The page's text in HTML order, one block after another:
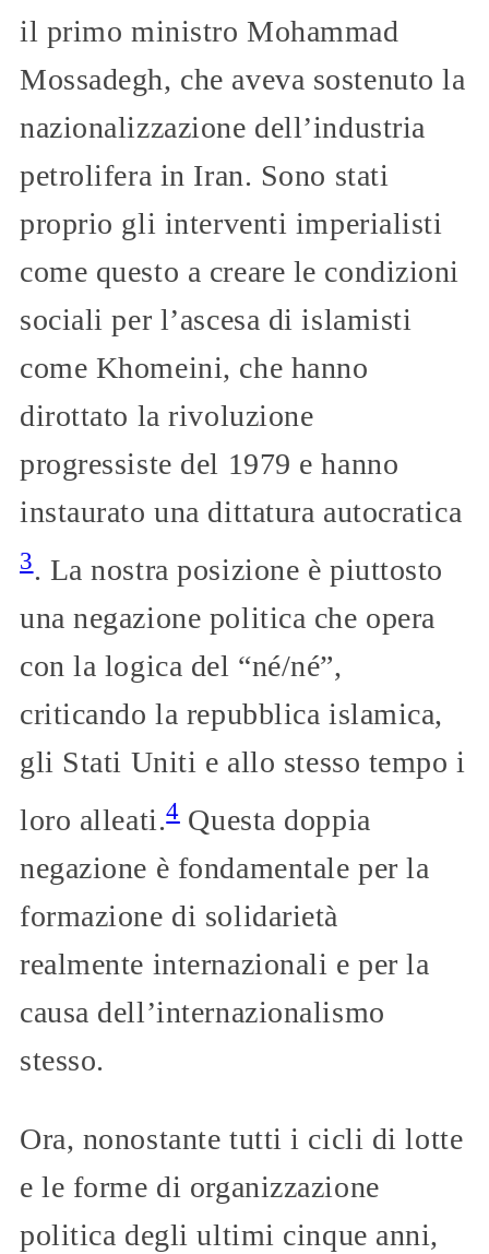
il primo ministro Mohammad
Mossadegh, che aveva sostenuto la
nazionalizzazione dell’industria
petrolifera in Iran. Sono stati
proprio gli interventi imperialisti
come questo a creare le condizioni
sociali per l’ascesa di islamisti
come Khomeini, che hanno
dirottato la rivoluzione
progressiste del 1979 e hanno
instaurato una dittatura autocratica
3. La nostra posizione è piuttosto
una negazione politica che opera
con la logica del “né/né”,
criticando la repubblica islamica,
gli Stati Uniti e allo stesso tempo i
loro alleati.4Questa doppia
negazione è fondamentale per la
formazione di solidarietà
realmente internazionali e per la
causa dell’internazionalismo
stesso.
Ora, nonostante tutti i cicli di lotte
e le forme di organizzazione
politica degli ultimi cinque anni,